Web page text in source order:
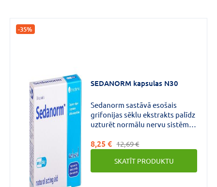
darbībai
un
nervu
CENA
-35%
SEDANORM kapsulas N30
Sedanorm sastāvā esošais
grifonijas sēklu ekstrakts palīdz
uzturēt normālu nervu sistēmas
8,25 € 12,69 €
SKATĪT PRODUKTU